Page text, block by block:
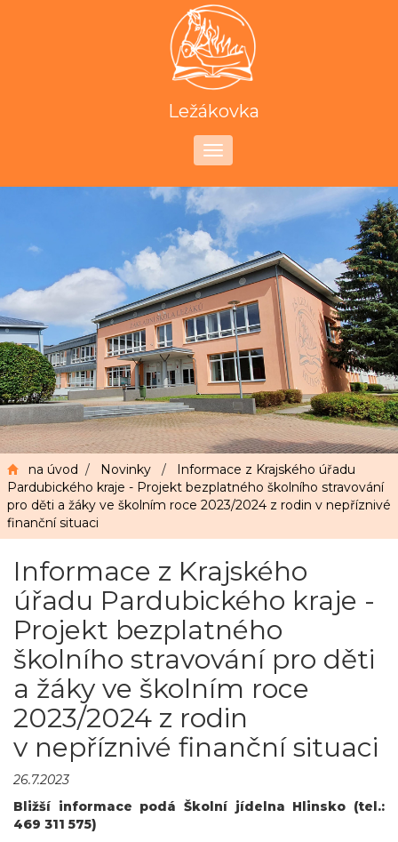
: Undefined index: image in
/www/sites/4/site84324/public_html/views/
Ležákovka
navigation
na úvod / Novinky / Informace z Krajského úřadu
Pardubického kraje - Projekt bezplatného školního stravování
pro děti a žáky ve školním roce 2023/2024 z rodin v nepříznivé
finanční situaci
Informace z Krajského
úřadu Pardubického kraje -
Projekt bezplatného
školního stravování pro děti
a žáky ve školním roce
2023/2024 z rodin
v nepříznivé finanční situaci
26.7.2023
Bližší informace podá Školní jídelna Hlinsko (tel.:
469 311 575)